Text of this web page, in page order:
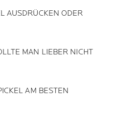
AUSDRÜCKEN ODER
MAN LIEBER NICHT
AM BESTEN